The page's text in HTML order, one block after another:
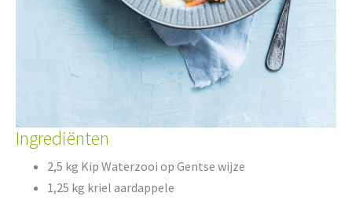
Ingrediënten
2,5 kg Kip Waterzooi op Gentse wijze
1,25 kg kriel aardappele